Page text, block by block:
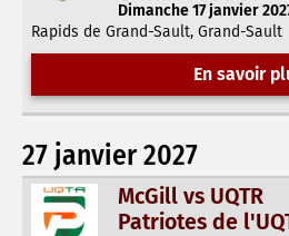
Dimanche 17 janvier
Rapids de Grand-Sault, Grand-Sault
En savoir
27 janvier 2027
McGill vs UQTR
Patriotes de